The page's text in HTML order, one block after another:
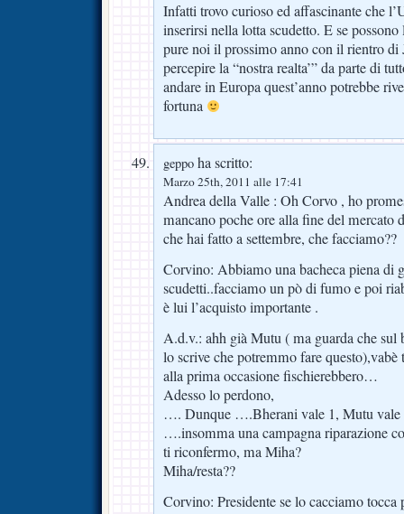
Infatti trovo curioso ed affascinante che
inserirsi nella lotta scudetto. E se
pure noi il prossimo anno con il rientro di
percepire la “nostra realta’” da parte di
andare in Europa quest’anno potrebbe
fortuna
geppo ha scritto:
Marzo 25th, 2011 alle 17:41
Andrea della Valle : Oh Corvo , ho
mancano poche ore alla fine del
che hai fatto a settembre, che facciamo??
Corvino: Abbiamo una bacheca piena di
scudetti..facciamo un pò di fumo e poi
è lui l’acquisto importante .
A.d.v.: ahh già Mutu ( ma guarda che sul
lo scrive che potremmo fare
alla prima occasione fischierebbero…
Adesso lo perdono,
…. Dunque ….Bherani vale 1, Mutu vale
….insomma una campagna riparazione
ti riconfermo, ma Miha?
Miha/resta??
Corvino: Presidente se lo cacciamo